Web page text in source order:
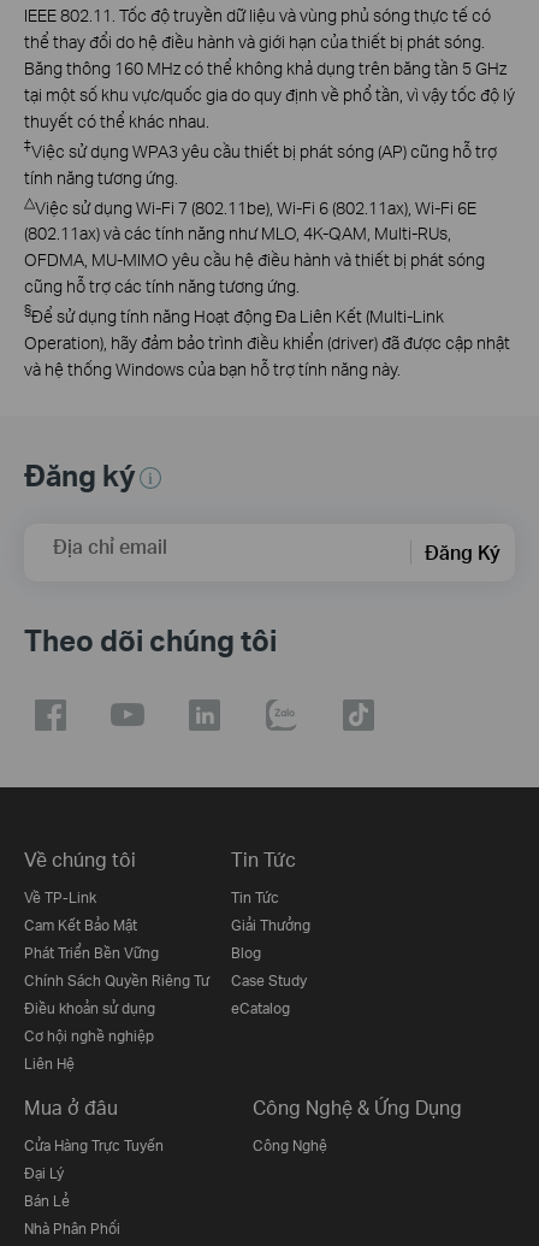
IEEE 802.11. Tốc độ truyền dữ liệu và vùng phủ sóng thực tế có
thể thay đổi do hệ điều hành và giới hạn của thiết bị phát sóng.
Băng thông 160 MHz có thể không khả dụng trên băng tần 5 GHz
tại một số khu vực/quốc gia do quy định về phổ tần, vì vậy tốc độ lý
thuyết có thể khác nhau.
‡Việc sử dụng WPA3 yêu cầu thiết bị phát sóng (AP) cũng hỗ trợ
tính năng tương ứng.
△Việc sử dụng Wi-Fi 7 (802.11be), Wi-Fi 6 (802.11ax), Wi-Fi 6E
(802.11ax) và các tính năng như MLO, 4K-QAM, Multi-RUs,
OFDMA, MU-MIMO yêu cầu hệ điều hành và thiết bị phát sóng
cũng hỗ trợ các tính năng tương ứng.
§Để sử dụng tính năng Hoạt động Đa Liên Kết (Multi-Link
Operation), hãy đảm bảo trình điều khiển (driver) đã được cập nhật
và hệ thống Windows của bạn hỗ trợ tính năng này.
Đăng ký
Địa chỉ email Đăng Ký
Theo dõi chúng tôi
Về chúng tôi
Về TP-Link
Cam Kết Bảo Mật
Phát Triển Bền Vững
Chính Sách Quyền Riêng Tư
Điều khoản sử dụng
Cơ hội nghề nghiệp
Liên Hệ
Tin Tức
Tin Tức
Giải Thưởng
Blog
Case Study
eCatalog
Mua ở đâu
Cửa Hàng Trực Tuyến
Đại Lý
Bán Lẻ
Nhà Phân Phối
Công Nghệ & Ứng Dụng
Công Nghệ